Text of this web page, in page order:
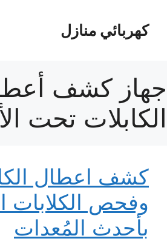
المحتوىكهربائي منازل
جهاز كشف
الكابلات تحت
كشف اعطال
وفحص الكلابات
بأحدث المُعدات